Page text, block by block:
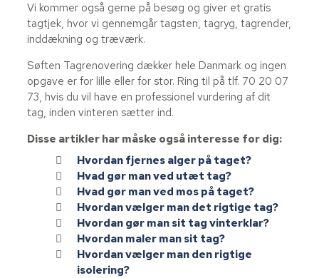
Vi kommer også gerne på besøg og giver et gratis
tagtjek, hvor vi gennemgår tagsten, tagryg, tagrender,
inddækning og træværk.
Søften Tagrenovering dækker hele Danmark og ingen
opgave er for lille eller for stor. Ring til på tlf. 70 20 07
73, hvis du vil have en professionel vurdering af dit
tag, inden vinteren sætter ind.
Disse artikler har måske også interesse for dig:
Hvordan fjernes alger på taget?
Hvad gør man ved utæt tag?
Hvad gør man ved mos på taget?
Hvordan vælger man det rigtige tag?
Hvordan gør man sit tag vinterklar?
Hvordan maler man sit tag?
Hvordan vælger man den rigtige
isolering?